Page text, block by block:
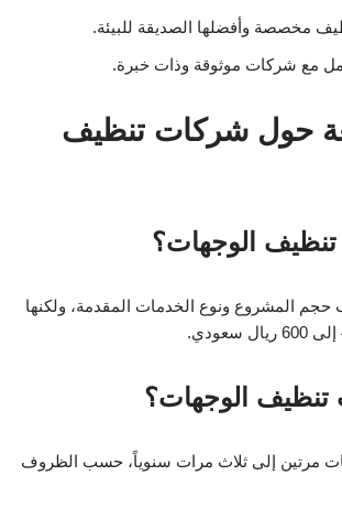
مخصصة وأفضلها الصديقة للبيئة.
مع شركات موثوقة وذات خبرة.
حول شركات تنظيف
الوجهات؟
المشروع ونوع الخدمات المقدمة، ولكنها
الوجهات؟
مرتين إلى ثلاث مرات سنوياً، حسب الظروف